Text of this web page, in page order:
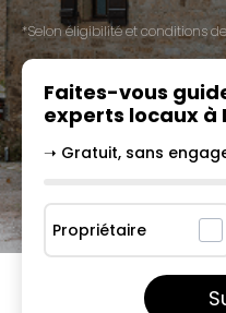
*Selon éligibilité et conditions
Faites-vous
experts locaux à
➝ Gratuit, sans
Propriétaire